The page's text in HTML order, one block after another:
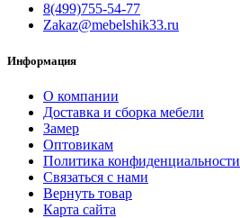
8(499)755-54-77
Zakaz@mebelshik33.ru
Информация
О компании
Доставка и сборка мебели
Замер
Оптовикам
Политика конфиденциальности
Связаться с нами
Вернуть товар
Карта сайта